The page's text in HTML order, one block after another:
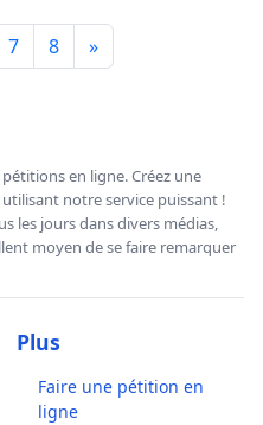
7 8 »
en ligne. Créez une
notre service puissant !
les jours dans divers médias,
moyen de se faire remarquer
Plus
Faire une pétition en
ligne